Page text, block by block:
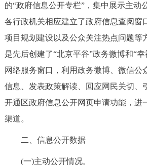
的“政府信息公开专栏”，集中展示主动
各行政机关相应建立了政府信息查阅窗
项目规划建设以及公众关注热点问题等
是先后创建了“北京平谷”政务微博和“
网络服务窗口，利用政务微博、微信公
信息、发表政策解读、回应网民关切、
开通区政府信息公开网页申请功能，进
渠道。
二、信息公开数据
(一)主动公开情况。